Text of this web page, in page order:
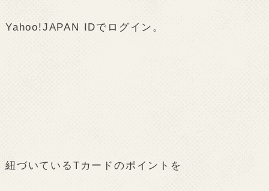
Yahoo!JAPAN IDでログイン。
紐づいているTカードのポイントを